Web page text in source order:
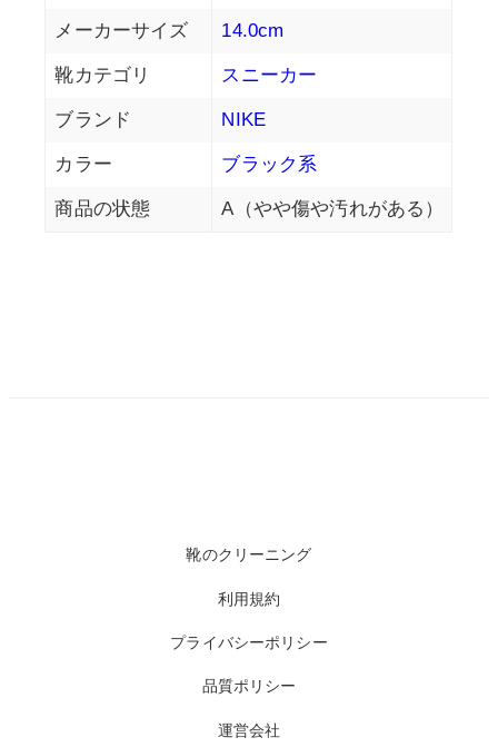
メーカーサイズ 14.0cm
靴カテゴリ スニーカー
ブランド NIKE
カラー ブラック系
商品の状態 A（やや傷や汚れがある）
靴のクリーニング
利用規約
プライバシーポリシー
品質ポリシー
運営会社